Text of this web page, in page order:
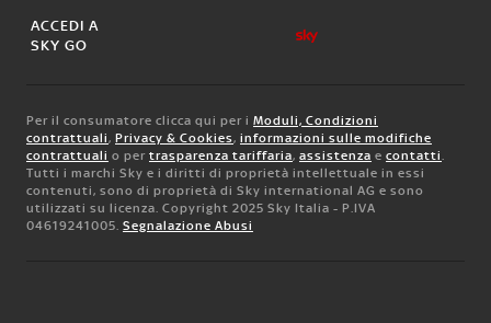
ACCEDI A
SKY GO
Per il consumatore clicca qui per i Moduli, Condizioni
contrattuali, Privacy & Cookies, informazioni sulle modifiche
contrattuali o per trasparenza tariffaria, assistenza e contatti.
Tutti i marchi Sky e i diritti di proprietà intellettuale in essi
contenuti, sono di proprietà di Sky international AG e sono
utilizzati su licenza. Copyright 2025 Sky Italia - P.IVA
04619241005. Segnalazione Abusi